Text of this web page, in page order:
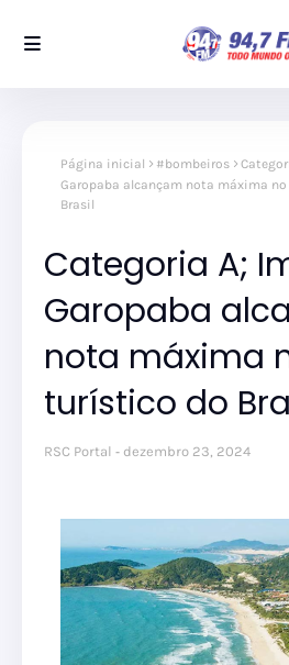
Página inicial #bombeiros
Garopaba alcançam nota máxima
Brasil
Categoria A;
Garopaba
nota máxima
turístico do
RSC Portal dezembro 23, 2024